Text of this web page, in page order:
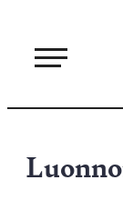
sisältöön